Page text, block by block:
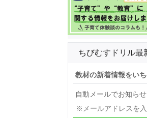
ちびむすドリル最
教材の新着情報をい
自動メールでお知らせ